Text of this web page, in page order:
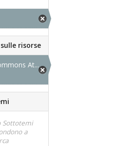
risorse
At...
Sottotemi
a